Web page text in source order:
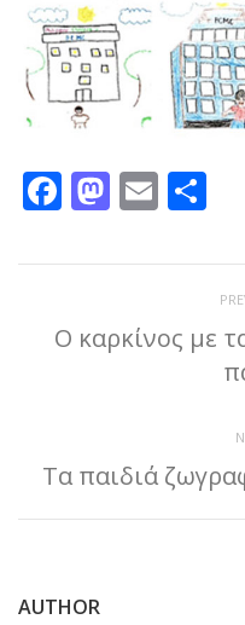
Facebook
Email
Ο καρκίνος με
Τα παιδιά
AUTHOR